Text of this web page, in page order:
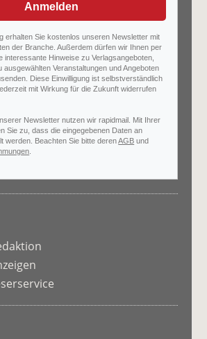
Anmelden
erhalten Sie kostenlos unseren Newsletter mit
der Branche. Außerdem dürfen wir Ihnen per
interessante Hinweise zu Verlagsangeboten,
ausgewählten Veranstaltungen und Angeboten
Diese Einwilligung ist selbstverständlich
mit Wirkung für die Zukunft widerrufen
Newsletter nutzen wir rapidmail. Mit Ihrer
Sie zu, dass die eingegebenen Daten an
werden. Beachten Sie bitte derenAGB und